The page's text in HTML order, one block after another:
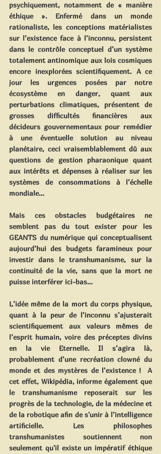
psychiquement, notamment de « manière
éthique ». Enfermé dans un monde
rationaliste, les conceptions matérialistes
sur l’existence face à l’inconnu, persistent
dans le contrôle conceptuel d’un système
totalement antinomique aux lois cosmiques
encore inexplorées scientifiquement. A ce
jour les urgences posées par notre
écosystème en danger, quant aux
perturbations climatiques, présentent de
grosses difficultés financières aux
décideurs gouvernementaux pour remédier
à une éventuelle solution au niveau
planétaire, ceci vraisemblablement dû aux
questions de gestion pharaonique quant
aux intérêts et dépenses à réaliser sur les
systèmes de consommations à l’échelle
mondiale…
Mais ces obstacles budgétaires ne
semblent pas du tout exister pour les
GEANTS du numérique qui conceptualisent
aujourd’hui des budgets faramineux pour
investir dans le transhumanisme, sur la
continuité de la vie, sans que la mort ne
puisse interférer ici-bas…
L’idée même de la mort du corps physique,
quant à la peur de l’inconnu s’ajusterait
scientifiquement aux valeurs mêmes de
l’esprit humain, voire des préceptes divins
en la vie Eternelle. Il s’agira là,
probablement d’une recréation clowné du
monde et des mystères de l’existence !  A
cet effet, Wikipédia, informe également que
le transhumanisme reposerait sur les
progrès de la technologie, de la médecine et
de la robotique afin de s'unir à l’intelligence
artificielle. Les philosophes
transhumanistes soutiennent non
seulement qu'il existe un impératif éthique